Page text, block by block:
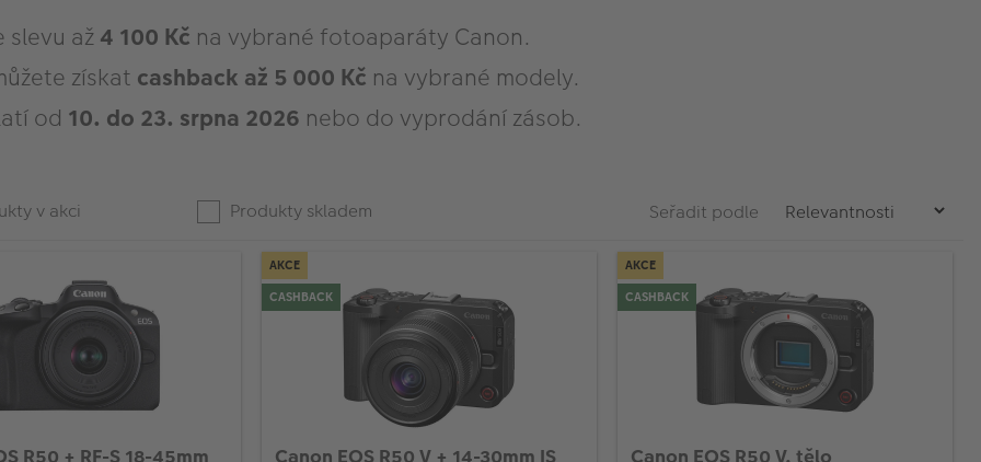
slevu až 4 100 Kč na vybrané fotoaparáty Canon.
získat cashback až 5 000 Kč na vybrané modely.
od 10. do 23. srpna 2026 nebo do vyprodání zásob.
v akci Produkty skladem Seřadit podle
R50 + RF-S 18-45mm
AKCE
CASHBACK
Canon EOS R50 V + 14-30mm IS
AKCE
CASHBACK
Canon EOS R50 V, tělo